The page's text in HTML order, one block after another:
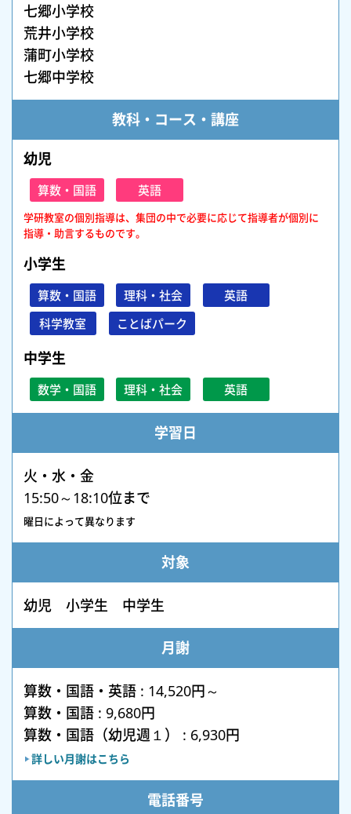
七郷小学校
荒井小学校
蒲町小学校
七郷中学校
教科・コース・講座
幼児
算数・国語 英語
学研教室の個別指導は、集団の中で必要に応じて指導者が個別に
指導・助言するものです。
小学生
算数・国語 理科・社会
英語
科学教室
ことばパーク
中学生
数学・国語 理科・社会 英語
学習日
火・水・金
15:50～18:10位まで
曜日によって異なります
対象
幼児 小学生 中学生
月謝
算数・国語・英語 : 14,520円～
算数・国語 : 9,680円
算数・国語（幼児週１） : 6,930円
詳しい月謝はこちら
電話番号